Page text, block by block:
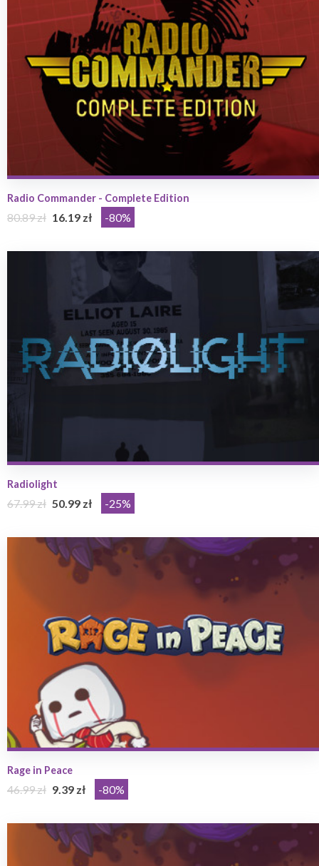
Radio Commander - Complete Edition
80.89 zł 16.19 zł -80%
Radiolight
67.99 zł 50.99 zł -25%
Rage in Peace
46.99 zł 9.39 zł -80%